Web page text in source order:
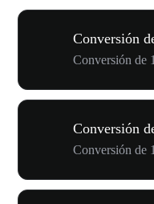
Conversión
Conversión de
Conversión
Conversión de